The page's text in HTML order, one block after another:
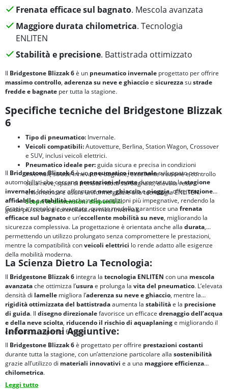
Frenata efficace sul bagnato. Mescola avanzata
Maggiore durata chilometrica. Tecnologia
ENLITEN
Stabilità e precisione. Battistrada ottimizzato
Il Bridgestone Blizzak 6è un pneumatico invernale progettato per offrire
massimo controllo, aderenza su neve e ghiaccioe sicurezzasustrade
fredde e bagnate per tutta la stagione.
Specifiche tecniche del Bridgestone Blizzak
6
Tipo di pneumatico: Invernale.
Veicoli compatibili:Autovetture, Berlina, Station Wagon, Crossover
e SUV, inclusi veicoli elettrici.
Pneumatico ideale per:guida sicura e precisa in condizioni
invernali; strade innevate e bagnate; eccellente trazione e controllo
sulla neve; spazi di frenata ridotti sul bagnato; elevata resa
chilometrica e usura uniforme grazie alla tecnologia ENLITEN.
Scopri le dimensioni disponibili.
Il Bridgestone Blizzak 6è unpneumatico invernalesviluppato per
automobilisti che cercano prestazioni elevatedurante tutta lastagione
invernale. Ideale per affrontareneve,ghiaccioepioggia, offretrazione
affidabileestabilitàanche nelle condizioni più impegnative, rendendo la
guida più sicura e controllata nei mesi invernali.
Grazie a tecnologie avanzate, questo modello garantisce una frenata
efficace sul bagnatoe un’eccellente mobilità su neve, migliorando la
sicurezza complessiva. La progettazione è orientata anche alla durata,
permettendo un utilizzo prolungato senza compromettere le prestazioni,
mentre la compatibilità conveicoli elettrici lo rende adatto alle esigenze
della mobilità moderna.
La Scienza Dietro La Tecnologia:
Il Bridgestone Blizzak 6 integra la tecnologia ENLITEN con una mescola
avanzatache ottimizza l’usurae prolunga la vita del pneumatico. L’elevata
densità di lamelle migliora l’aderenza su neve e ghiaccio, mentre la
rigidità ottimizzata del battistradaaumenta la stabilitàe la precisione
di guida. Il disegno direzionalefavorisce un efficace drenaggio dell’acqua
e della neve sciolta, riducendo il rischio di aquaplaninge migliorando il
controllo su superfici fredde.
Informazioni Aggiuntive:
Il Bridgestone Blizzak 6è progettato per offrire prestazioni costanti
durante tutta la stagione, con un’attenzione particolare alla sostenibilità
grazie all’utilizzo di materiali innovativi e a una maggioreefficienza
chilometrica.
Leggi tutto